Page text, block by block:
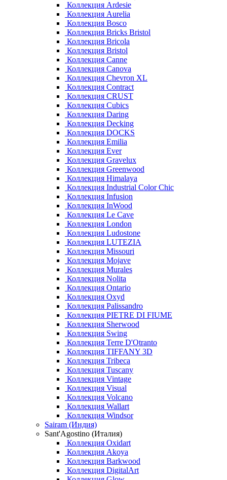
Коллекция Ardesie
Коллекция Aurelia
Коллекция Bosco
Коллекция Bricks Bristol
Коллекция Bricola
Коллекция Bristol
Коллекция Canne
Коллекция Canova
Коллекция Chevron XL
Коллекция Contract
Коллекция CRUST
Коллекция Cubics
Коллекция Daring
Коллекция Decking
Коллекция DOCKS
Коллекция Emilia
Коллекция Ever
Коллекция Gravelux
Коллекция Greenwood
Коллекция Himalaya
Коллекция Industrial Color Chic
Коллекция Infusion
Коллекция InWood
Коллекция Le Cave
Коллекция London
Коллекция Ludostone
Коллекция LUTEZIA
Коллекция Missouri
Коллекция Mojave
Коллекция Murales
Коллекция Nolita
Коллекция Ontario
Коллекция Oxyd
Коллекция Palissandro
Коллекция PIETRE DI FIUME
Коллекция Sherwood
Коллекция Swing
Коллекция Terre D'Otranto
Коллекция TIFFANY 3D
Коллекция Tribeca
Коллекция Tuscany
Коллекция Vintage
Коллекция Visual
Коллекция Volcano
Коллекция Wallart
Коллекция Windsor
Sairam (Индия)
Sant'Agostino (Италия)
Коллекция Oxidart
Коллекция Akoya
Коллекция Barkwood
Коллекция DigitalArt